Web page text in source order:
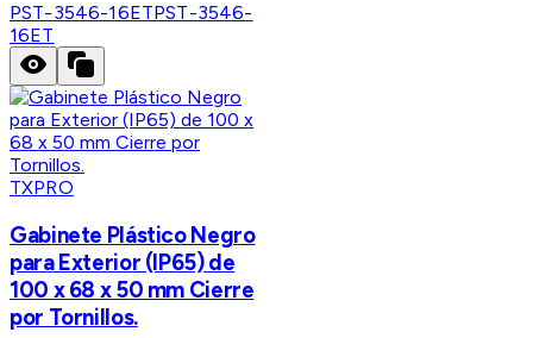
PST-3546-16ETPST-3546-
16ET
TXPRO
Gabinete Plástico Negro
para Exterior (IP65) de
100 x 68 x 50 mm Cierre
por Tornillos.